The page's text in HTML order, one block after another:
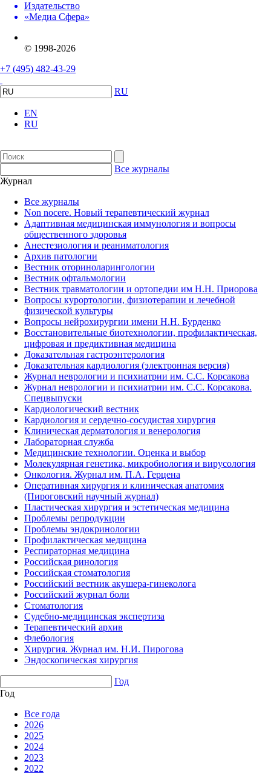
Издательство
«Медиа Сфера»
© 1998-2026
+7 (495) 482-43-29
RU
EN
RU
Все журналы
Журнал
Все журналы
Non nocere. Новый терапевтический журнал
Адаптивная медицинская иммунология и вопросы
общественного здоровья
Анестезиология и реаниматология
Архив патологии
Вестник оториноларингологии
Вестник офтальмологии
Вестник травматологии и ортопедии им Н.Н. Приорова
Вопросы курортологии, физиотерапии и лечебной
физической культуры
Вопросы нейрохирургии имени Н.Н. Бурденко
Восстановительные биотехнологии, профилактическая,
цифровая и предиктивная медицина
Доказательная гастроэнтерология
Доказательная кардиология (электронная версия)
Журнал неврологии и психиатрии им. С.С. Корсакова
Журнал неврологии и психиатрии им. С.С. Корсакова.
Спецвыпуски
Кардиологический вестник
Кардиология и сердечно-сосудистая хирургия
Клиническая дерматология и венерология
Лабораторная служба
Медицинские технологии. Оценка и выбор
Молекулярная генетика, микробиология и вирусология
Онкология. Журнал им. П.А. Герцена
Оперативная хирургия и клиническая анатомия
(Пироговский научный журнал)
Пластическая хирургия и эстетическая медицина
Проблемы репродукции
Проблемы эндокринологии
Профилактическая медицина
Респираторная медицина
Российская ринология
Российская стоматология
Российский вестник акушера-гинеколога
Российский журнал боли
Стоматология
Судебно-медицинская экспертиза
Терапевтический архив
Флебология
Хирургия. Журнал им. Н.И. Пирогова
Эндоскопическая хирургия
Год
Год
Все года
2026
2025
2024
2023
2022